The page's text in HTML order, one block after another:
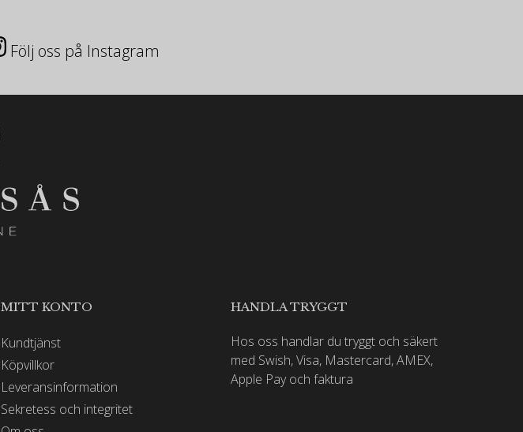
Följ oss på Instagram
MITT KONTO
Kundtjänst
Köpvillkor
Leveransinformation
Sekretess och integritet
HANDLA TRYGGT
Hos oss handlar du tryggt och säkert
med Swish, Visa, Mastercard, AMEX,
Apple Pay och faktura